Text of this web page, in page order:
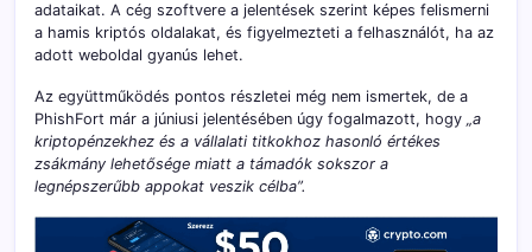
adataikat. A cég szoftvere a jelentések szerint képes felismerni
a hamis kriptós oldalakat, és figyelmezteti a felhasználót, ha az
adott weboldal gyanús lehet.
Az együttműködés pontos részletei még nem ismertek, de a
PhishFort már a júniusi jelentésében úgy fogalmazott, hogy „a
kriptopénzekhez és a vállalati titkokhoz hasonló értékes
zsákmány lehetősége miatt a támadók sokszor a
legnépszerűbb appokat veszik célba”.